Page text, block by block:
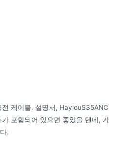
케이블, 설명서, HaylouS35ANC
포함되어 있으면 좋았을 텐데, 가
.